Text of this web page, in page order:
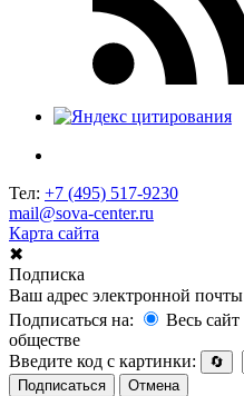
Тел: +7 (495) 517-9230
mail@sova-center.ru
Карта сайта
✖
Подписка
Ваш адрес электронной почты
Подписаться на:
Весь сайт
обществе
Введите код с картинки:
🔄
Подписаться
Отмена